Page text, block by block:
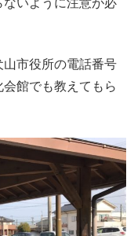
市役所の電話番号
館でも教えてもら